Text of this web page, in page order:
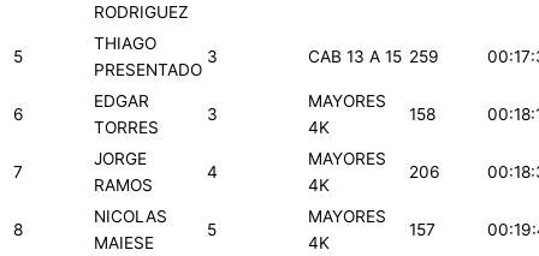
RODRIGUEZ
5
THIAGO
PRESENTADO
3 CAB 13 A 15 259
6
EDGAR
TORRES
3
MAYORES
4K
158
7
JORGE
RAMOS
4
MAYORES
4K
206
8
NICOLAS
MAIESE
5
MAYORES
4K
157